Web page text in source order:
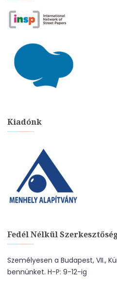
Kiadónk
Fedél Nélkül
Személyesen a Budapest, VII.,
bennünket. H-P: 9-12-ig